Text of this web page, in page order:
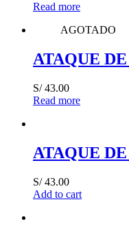
Read more
AGOTADO
ATAQUE
S/43.00
Read more
ATAQUE
S/43.00
Add to cart